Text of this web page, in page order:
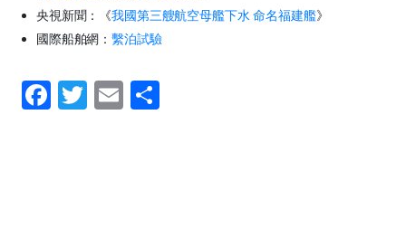
央視新聞：《我國第三艘航空母艦下水 命名福建艦》
國際船舶網：繫泊試驗
F
T
E